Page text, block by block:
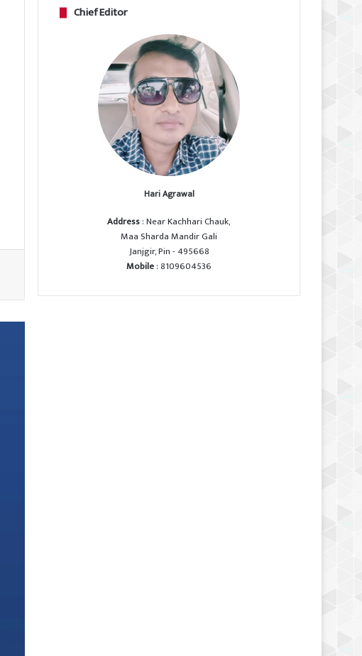
Chief Editor
Hari Agrawal
Address: Near Kachhari Chauk,
Maa Sharda Mandir Gali
Janjgir, Pin - 495668
Mobile: 8109604536